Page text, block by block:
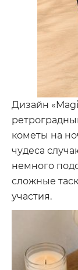
Дизайн
кометы на
чудеса
немного
сложные
участия.